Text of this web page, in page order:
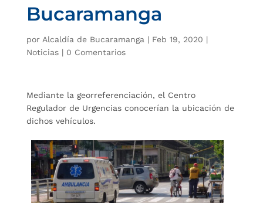
Bucaramanga
por Alcaldía de Bucaramanga | Feb 19, 2020 |
Noticias| 0 Comentarios
Mediante la georreferenciación, el Centro
Regulador de Urgencias conocerían la ubicación de
dichos vehículos.